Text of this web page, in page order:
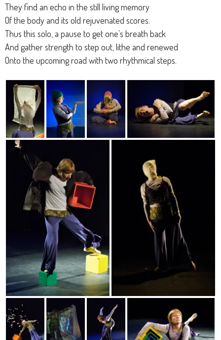
They find an echo in the still living memory
Of the body and its old rejuvenated scores.
Thus this solo, a pause to get one’s breath back
And gather strength to step out, lithe and renewed
Onto the upcoming road with two rhythmical steps.